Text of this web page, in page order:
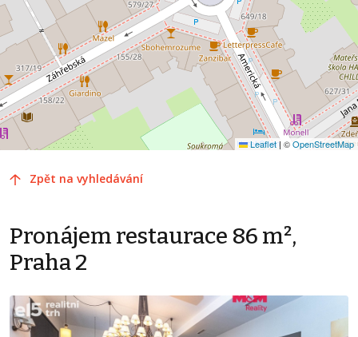
Leaflet| ©OpenStreetMap
Zpět na vyhledávání
Pronájem restaurace 86 m²,
Praha 2